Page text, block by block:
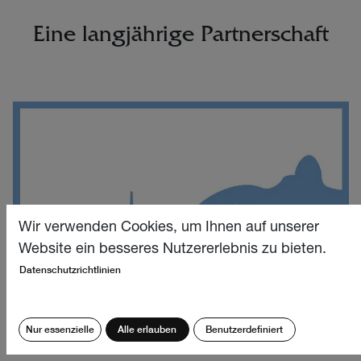
Eine langjährige Partnerschaft
Wir verwenden Cookies, um Ihnen auf unserer
Website ein besseres Nutzererlebnis zu bieten.
Datenschutzrichtlinien
Nur essenzielle Alle erlauben Benutzerdefiniert